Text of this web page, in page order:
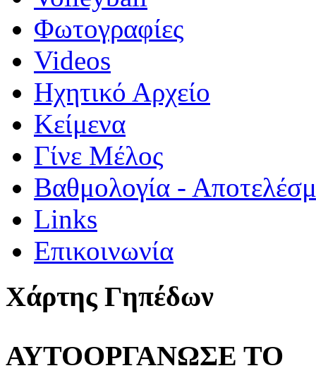
Φωτογραφίες
Videos
Ηχητικό Αρχείο
Κείμενα
Γίνε Μέλος
Βαθμολογία -
Links
Επικοινωνία
Χάρτης Γηπέδων
ΑΥΤΟΟΡΓΑΝΩΣΕ ΤΟ